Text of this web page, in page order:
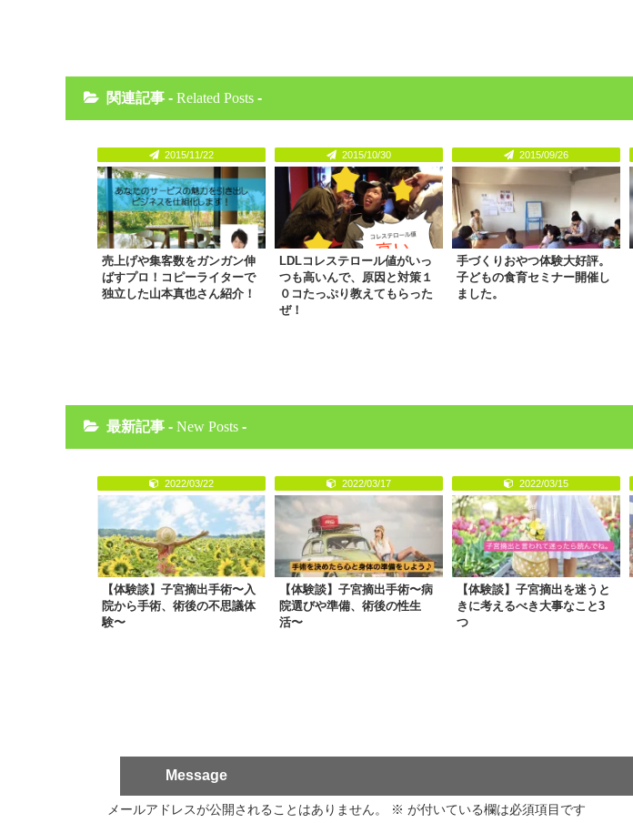
関連記事 - Related Posts -
2015/11/22
売上げや集客数をガンガン伸
ばすプロ！コピーライターで
独立した山本真也さん紹介！
2015/10/30
LDLコレステロール値がいっ
つも高いんで、原因と対策１
０コたっぷり教えてもらった
ぜ！
2015/09/26
手づくりおやつ体験大好評。
子どもの食育セミナー開催し
ました。
最新記事 - New Posts -
2022/03/22
【体験談】子宮摘出手術〜入
院から手術、術後の不思議体
験〜
2022/03/17
【体験談】子宮摘出手術〜病
院選びや準備、術後の性生
活〜
2022/03/15
【体験談】子宮摘出を迷うと
きに考えるべき大事なこと3
つ
Message
メールアドレスが公開されることはありません。 ※ が付いている欄は必須項目です